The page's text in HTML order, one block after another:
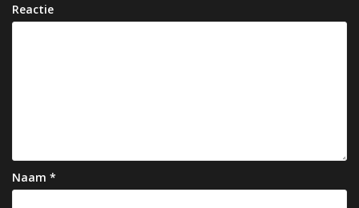
Reactie
Naam *